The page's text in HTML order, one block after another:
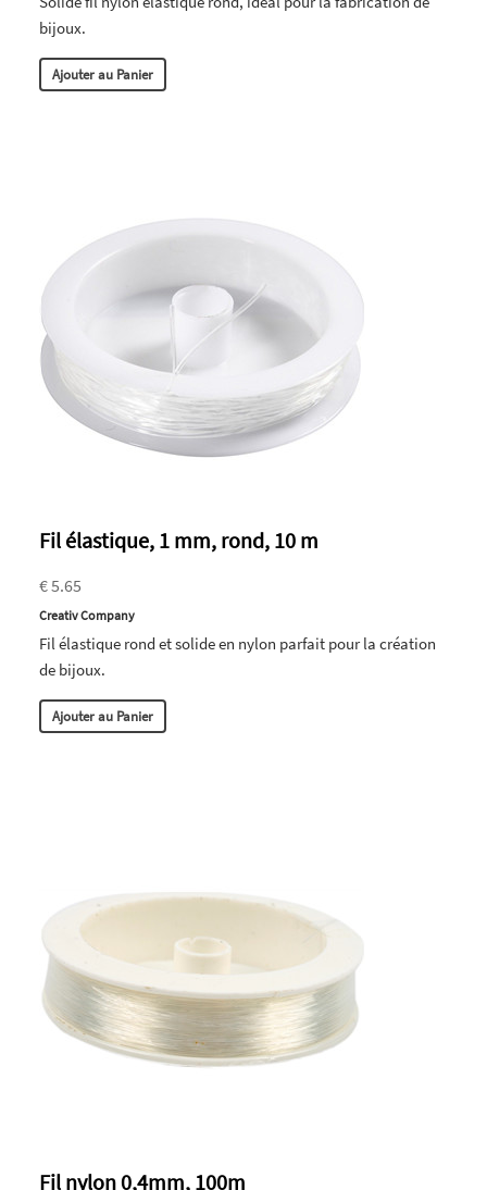
bijoux.
Ajouter au Panier
Fil élastique, 1 mm, rond, 10 m
€ 5.65
Creativ Company
Fil élastique rond et solide en nylon parfait pour la création
de bijoux.
Ajouter au Panier
Fil nylon 0,4mm, 100m